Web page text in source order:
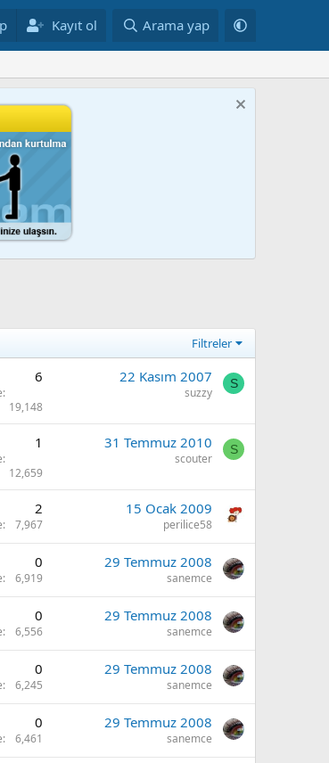
Kayıt ol Arama yap
Filtreler
6
19,148
22 Kasım 2007
suzzy
S
1
12,659
31 Temmuz 2010
scouter
S
2
7,967
15 Ocak 2009
perilice58
0
6,919
29 Temmuz 2008
sanemce
0
6,556
29 Temmuz 2008
sanemce
0
6,245
29 Temmuz 2008
sanemce
0
6,461
29 Temmuz 2008
sanemce